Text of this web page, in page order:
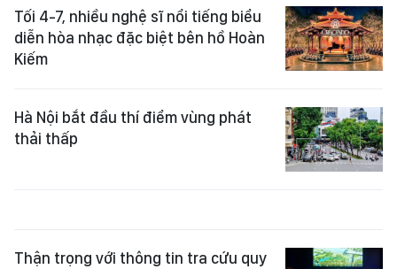
Tối 4-7, nhiều nghệ sĩ nổi tiếng biểu
diễn hòa nhạc đặc biệt bên hồ Hoàn
Kiếm
Hà Nội bắt đầu thí điểm vùng phát
thải thấp
Thận trọng với thông tin tra cứu quy